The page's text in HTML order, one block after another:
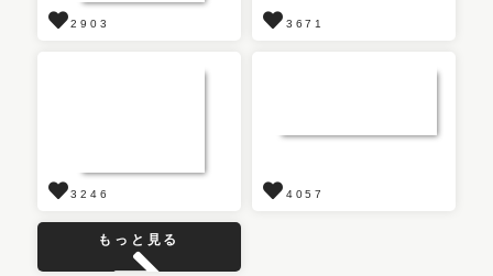
2903 3671
3246 4057
もっと見る